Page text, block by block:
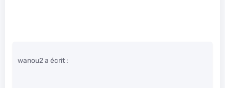
wanou2 a écrit :